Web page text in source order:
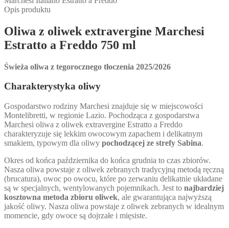
Opis produktu
Oliwa z oliwek extravergine Marchesi
Estratto a Freddo 750 ml
Świeża oliwa z tegorocznego tłoczenia 2025/2026
Charakterystyka oliwy
Gospodarstwo rodziny Marchesi znajduje się w miejscowości
Montelibretti, w regionie Lazio. Pochodząca z gospodarstwa
Marchesi oliwa z oliwek extravergine Estratto a Freddo
charakteryzuje się lekkim owocowym zapachem i delikatnym
smakiem, typowym dla oliwy pochodzącej ze strefy Sabina.
Okres od końca października do końca grudnia to czas zbiorów.
Nasza oliwa powstaje z oliwek zebranych tradycyjną metodą ręczną
(brucatura), owoc po owocu, które po zerwaniu delikatnie układane
są w specjalnych, wentylowanych pojemnikach. Jest to najbardziej
kosztowna metoda zbioru oliwek, ale gwarantująca najwyższą
jakość oliwy. Nasza oliwa powstaje z oliwek zebranych w idealnym
momencie, gdy owoce są dojrzałe i mięsiste.